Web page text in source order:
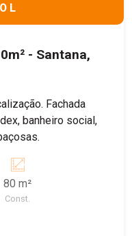
L
- Santana,
Fachada
banheiro social,
80 m²
Const.